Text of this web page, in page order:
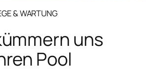
& WARTUNG
uns
Pool